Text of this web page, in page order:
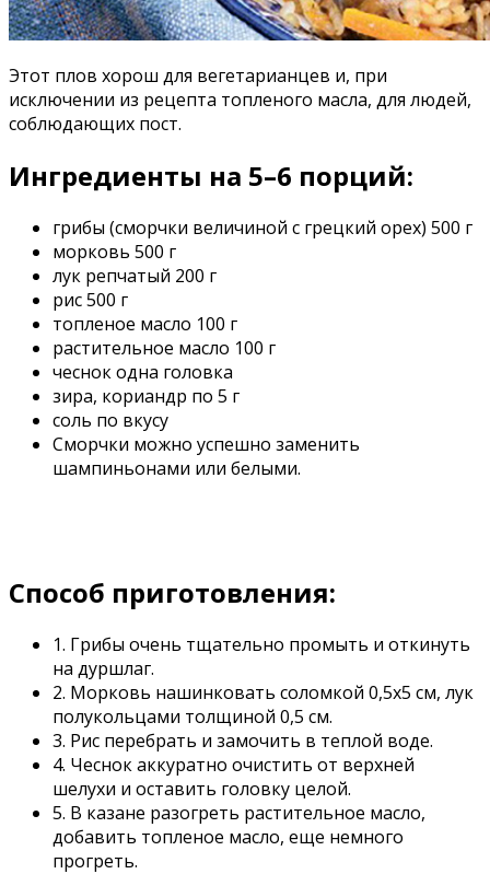
Этот плов хорош для вегетарианцев и, при
исключении из рецепта топленого масла, для людей,
соблюдающих пост.
Ингредиенты на 5–6 порций:
грибы (сморчки величиной с грецкий орех) 500 г
морковь 500 г
лук репчатый 200 г
рис 500 г
топленое масло 100 г
растительное масло 100 г
чеснок одна головка
зира, кориандр по 5 г
соль по вкусу
Сморчки можно успешно заменить
шампиньонами или белыми.
Способ приготовления:
1. Грибы очень тщательно промыть и откинуть
на дуршлаг.
2. Морковь нашинковать соломкой 0,5х5 см, лук
полукольцами толщиной 0,5 см.
3. Рис перебрать и замочить в теплой воде.
4. Чеснок аккуратно очистить от верхней
шелухи и оставить головку целой.
5. В казане разогреть растительное масло,
добавить топленое масло, еще немного
прогреть.